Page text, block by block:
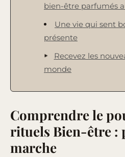
bien-être parfumés
Une vie qui sent
présente
Recevez les
monde
Comprendre le
rituels Bien-être :
marche